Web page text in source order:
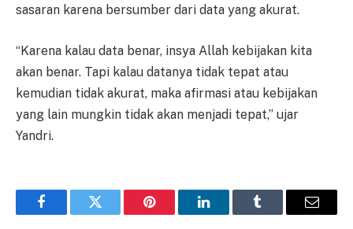
sasaran karena bersumber dari data yang akurat.
“Karena kalau data benar, insya Allah kebijakan kita
akan benar. Tapi kalau datanya tidak tepat atau
kemudian tidak akurat, maka afirmasi atau kebijakan
yang lain mungkin tidak akan menjadi tepat,” ujar
Yandri.
FacebookTwitter Pinterest LinkedInTumblr Email